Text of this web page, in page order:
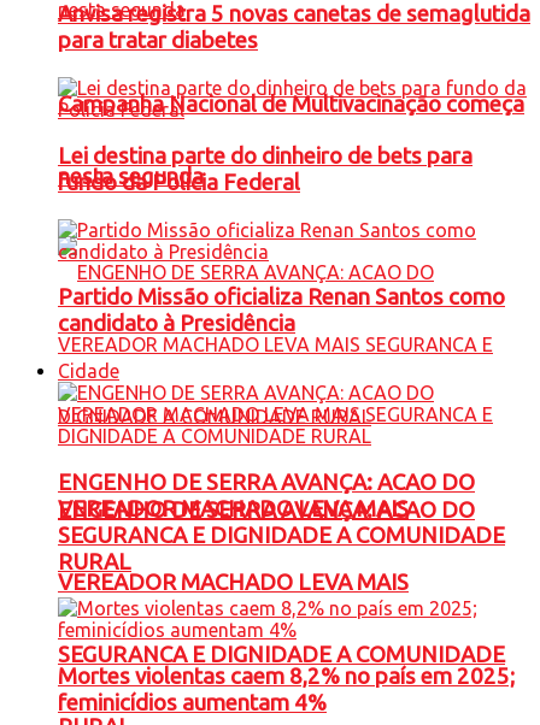
Campanha Nacional de Multivacinação começa
nesta segunda
ENGENHO DE SERRA AVANÇA: ACAO DO
VEREADOR MACHADO LEVA MAIS
SEGURANCA E DIGNIDADE A COMUNIDADE
Anvisa registra 5 novas canetas de semaglutida
para tratar diabetes
Lei destina parte do dinheiro de bets para
fundo da Polícia Federal
Partido Missão oficializa Renan Santos como
candidato à Presidência
Cidade
ENGENHO DE SERRA AVANÇA: ACAO DO
VEREADOR MACHADO LEVA MAIS
SEGURANCA E DIGNIDADE A COMUNIDADE
RURAL
Mortes violentas caem 8,2% no país em 2025;
feminicídios aumentam 4%